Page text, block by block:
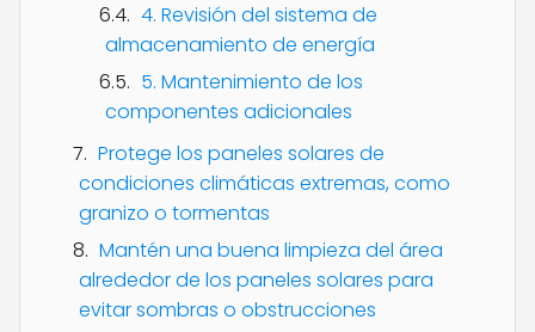
4. Revisión del sistema de
almacenamiento de energía
5. Mantenimiento de los
componentes adicionales
Protege los paneles solares de
condiciones climáticas extremas, como
granizo o tormentas
Mantén una buena limpieza del área
alrededor de los paneles solares para
evitar sombras o obstrucciones